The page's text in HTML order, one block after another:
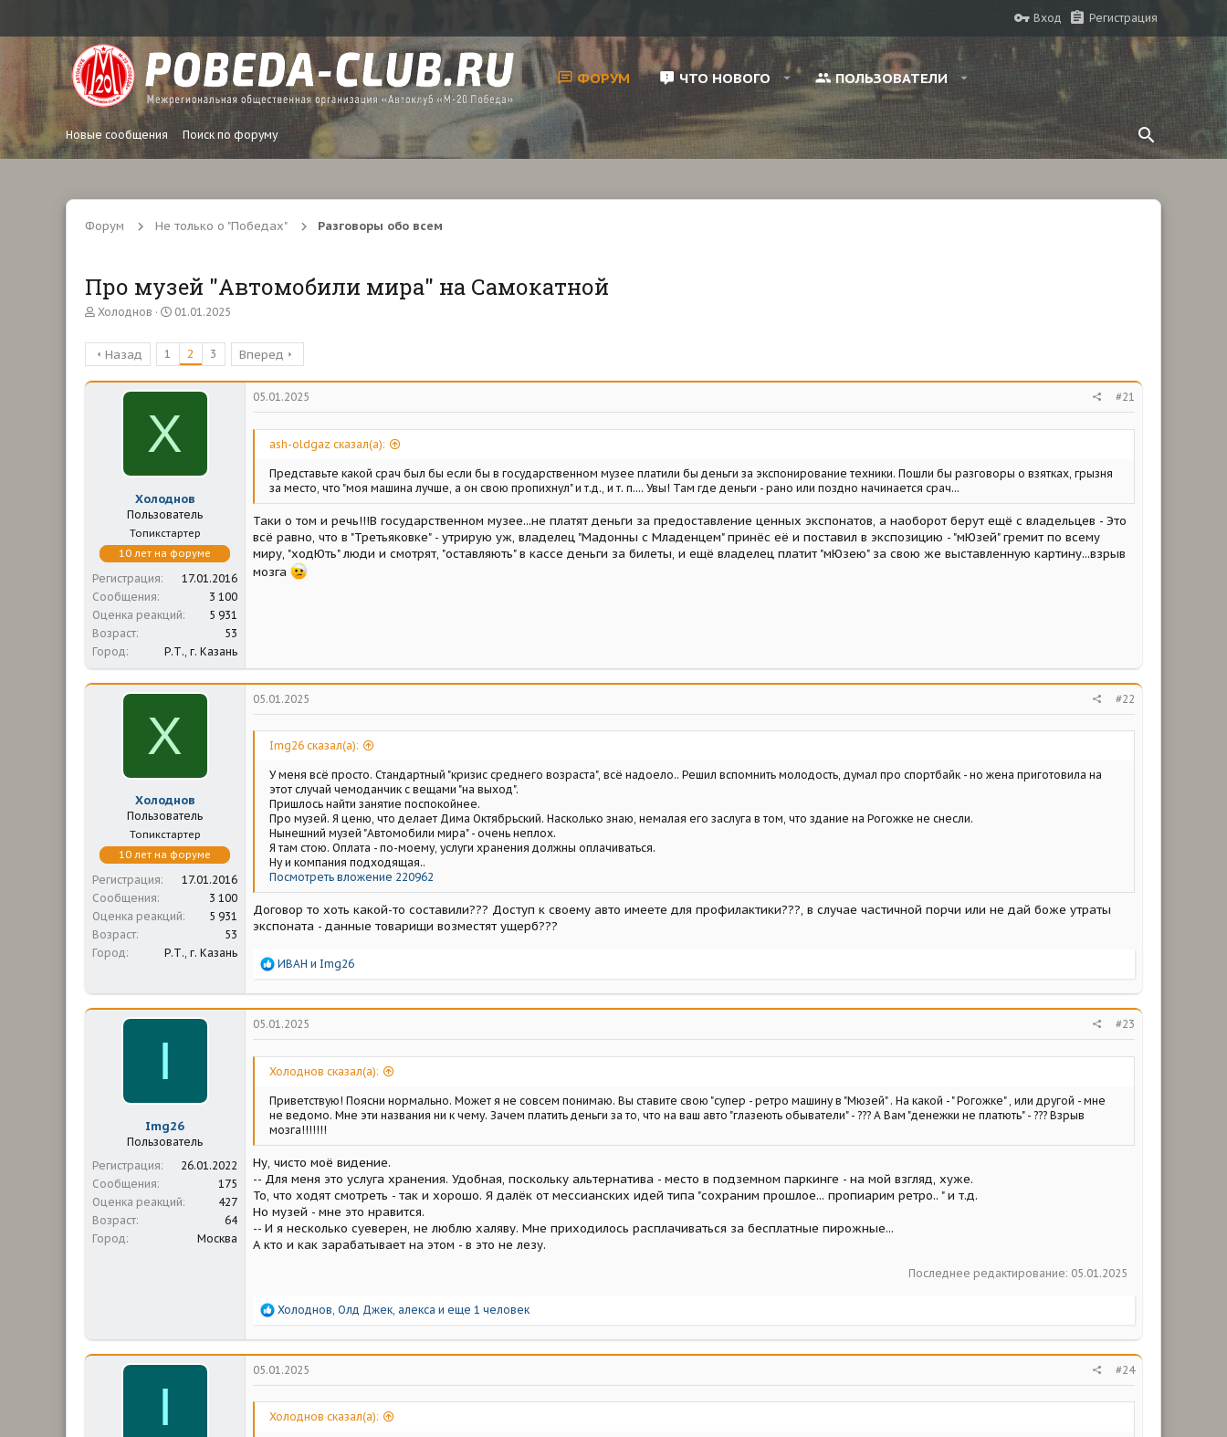
Вход Регистрация
ФОРУМ ЧТО НОВОГО ПОЛЬЗОВАТЕЛИ
Новые сообщения Поиск по форуму
Форум Не только о "Победах" Разговоры обо всем
Про музей "Автомобили мира" на Самокатной
А
т
о
р
т
Холоднов
Д
т
н
а
а
л
а
01.01.2025
Назад 1 2 3 Вперед
Х
Холоднов
Пользователь
Топикстартер
10 лет на форуме
Регистрация
17.01.2016
Сообщения
3 100
Оценка реакций
5 931
Возраст
53
Город
Р.Т., г. Казань
05.01.2025 #21
ash-oldgaz сказал(а):
Представьте какой срач был бы если бы в государственном музее платили бы деньги за экспонирование техники. Пошли бы разговоры о взятках, грызня
за место, что "моя машина лучше, а он свою пропихнул" и т.д., и т. п.... Увы! Там где деньги - рано или поздно начинается срач...
Таки о том и речь!!!В государственном музее...не платят деньги за предоставление ценных экспонатов, а наоборот берут ещё с владельцев - Это
всё равно, что в "Третьяковке" - утрирую уж, владелец "Мадонны с Младенцем" принёс её и поставил в экспозицию - "мЮзей" гремит по всему
миру, "ходЮть" люди и смотрят, "оставляють" в кассе деньги за билеты, и ещё владелец платит "мЮзею" за свою же выставленную картину...взрыв
мозга
Х
Холоднов
Пользователь
Топикстартер
10 лет на форуме
Регистрация
17.01.2016
Сообщения
3 100
Оценка реакций
5 931
Возраст
53
Город
Р.Т., г. Казань
05.01.2025 #22
Img26 сказал(а):
У меня всё просто. Стандартный "кризис среднего возраста", всё надоело.. Решил вспомнить молодость, думал про спортбайк - но жена приготовила на
этот случай чемоданчик с вещами "на выход".
Пришлось найти занятие поспокойнее.
Про музей. Я ценю, что делает Дима Октябрьский. Насколько знаю, немалая его заслуга в том, что здание на Рогожке не снесли.
Нынешний музей "Автомобили мира" - очень неплох.
Я там стою. Оплата - по-моему, услуги хранения должны оплачиваться.
Ну и компания подходящая..
Посмотреть вложение 220962
Договор то хоть какой-то составили??? Доступ к своему авто имеете для профилактики???, в случае частичной порчи или не дай боже утраты
экспоната - данные товарищи возместят ущерб???
Р
а
к
ц
и
ИВАН и Img26
I
Img26
Пользователь
Регистрация
26.01.2022
Сообщения
175
Оценка реакций
427
Возраст
64
Город
Москва
05.01.2025 #23
Холоднов сказал(а):
Приветствую! Поясни нормально. Может я не совсем понимаю. Вы ставите свою "супер - ретро машину в "Мюзей" . На какой - " Рогожке" , или другой - мне
не ведомо. Мне эти названия ни к чему. Зачем платить деньги за то, что на ваш авто "глазеють обыватели" - ??? А Вам "денежки не платють" - ??? Взрыв
мозга!!!!!!!
Ну, чисто моё видение.
-- Для меня это услуга хранения. Удобная, поскольку альтернатива - место в подземном паркинге - на мой взгляд, хуже.
То, что ходят смотреть - так и хорошо. Я далёк от мессианских идей типа "сохраним прошлое... пропиарим ретро.. " и т.д.
Но музей - мне это нравится.
-- И я несколько суеверен, не люблю халяву. Мне приходилось расплачиваться за бесплатные пирожные...
А кто и как зарабатывает на этом - в это не лезу.
Последнее редактирование: 05.01.2025
Р
а
к
ц
Холоднов Олд Джек алекса и еще 1 человек
I
05.01.2025 #24
Холоднов сказал(а):